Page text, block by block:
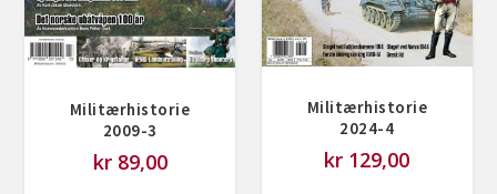
Militærhistorie
2009-3
kr89,00
Militærhistorie
2024-4
kr 129,00